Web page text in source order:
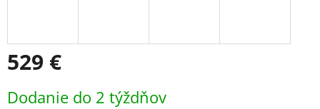
529 €
cena:
Dodanie do 2 týždňov